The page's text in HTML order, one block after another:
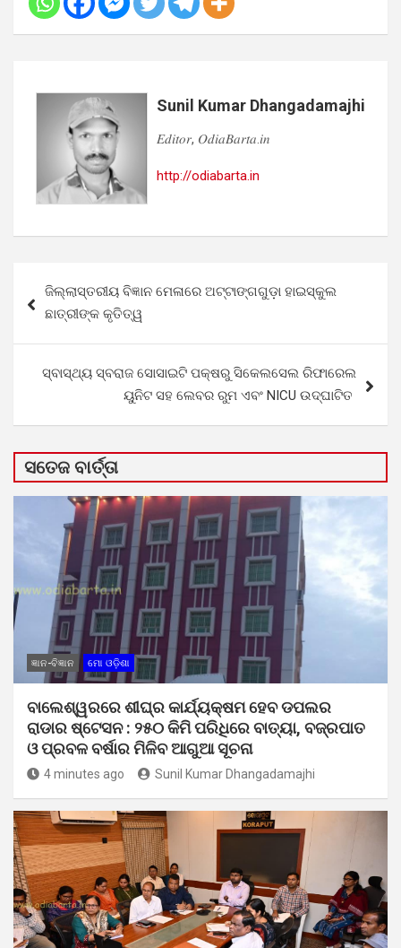
Sunil Kumar Dhangadamajhi
𝐸𝑑𝑖𝑡𝑜𝑟, 𝑂𝑑𝑖𝑎𝐵𝑎𝑟𝑡𝑎.𝑖𝑛
http://odiabarta.in
navigation
ଜିଲ୍ଲାସ୍ତରୀୟ ବିଜ୍ଞାନ ମେଳାରେ ଅଟ୍ଟାଙ୍ଗଗୁଡ଼ା ହାଇସ୍କୁଲ
ଛାତ୍ରୀଙ୍କ କୃତିତ୍ୱ
ସ୍ବାସ୍ଥ୍ୟ ସ୍ବରାଜ ସୋସାଇଟି ପକ୍ଷରୁ ସିକେଲସେଲ ରିଫାରେଲ
ୟୁନିଟ ସହ ଲେବର ରୁମ ଏବଂ NICU ଉଦ୍ଘାଟିତ
ସତେଜ ବାର୍ତ୍ତା
ଜ୍ଞାନ-ବିଜ୍ଞାନ ମୋ ଓଡ଼ିଶା
ବାଲେଶ୍ୱରରେ ଶୀଘ୍ର କାର୍ଯ୍ୟକ୍ଷମ ହେବ ଡପଲର
ରାଡାର ଷ୍ଟେସନ : ୨୫୦ କିମି ପରିଧିରେ ବାତ୍ୟା, ବଜ୍ରପାତ
ଓ ପ୍ରବଳ ବର୍ଷାର ମିଳିବ ଆଗୁଆ ସୂଚନା
4 minutes ago Sunil Kumar Dhangadamajhi